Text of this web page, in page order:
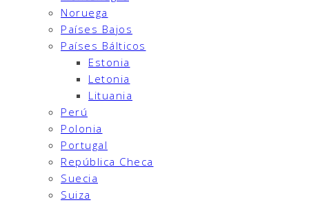
Noruega
Países Bajos
Países Bálticos
Estonia
Letonia
Lituania
Perú
Polonia
Portugal
República Checa
Suecia
Suiza